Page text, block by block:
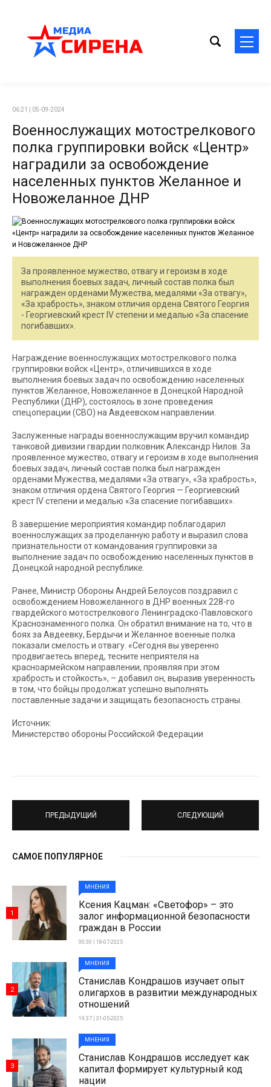
06:21 | 05-09-2024
Военнослужащих мотострелкового
полка группировки войск «Центр»
наградили за освобождение
населенных пунктов Желанное и
Новожеланное ДНР
За проявленное мужество, отвагу и героизм в ходе
выполнения боевых задач, личный состав полка был
награжден орденами Мужества, медалями «За отвагу»,
«За храбрость», знаком отличия ордена Святого Георгия
- Георгиевский крест IV степени и медалью «За спасение
погибавших».
Награждение военнослужащих мотострелкового полка
группировки войск «Центр», отличившихся в ходе
выполнения боевых задач по освобождению населенных
пунктов Желанное, Новожеланное в Донецкой Народной
Республики (ДНР), состоялось в зоне проведения
спецоперации (СВО) на Авдеевском направлении.
Заслуженные награды военнослужащим вручил командир
танковой дивизии гвардии полковник Александр Нилов. За
проявленное мужество, отвагу и героизм в ходе выполнения
боевых задач, личный состав полка был награжден
орденами Мужества, медалями «За отвагу», «За храбрость»,
знаком отличия ордена Святого Георгия — Георгиевский
крест IV степени и медалью «За спасение погибавших».
В завершение мероприятия командир поблагодарил
военнослужащих за проделанную работу и выразил слова
признательности от командования группировки за
выполнение задач по освобождению населенных пунктов в
Донецкой народной республике.
Ранее, Министр Обороны Андрей Белоусов поздравил с
освобождением Новожеланного в ДНР военных 228-го
гвардейского мотострелкового Ленинградско-Павловского
Краснознаменного полка. Он обратил внимание на то, что в
боях за Авдеевку, Бердычи и Желанное военные полка
показали смелость и отвагу. «Сегодня вы уверенно
продвигаетесь вперед, тесните неприятеля на
красноармейском направлении, проявляя при этом
храбрость и стойкость», – добавил он, выразив уверенность
в том, что бойцы продолжат успешно выполнять
поставленные задачи и защищать безопасность страны.
Источник:
Министерство обороны Российской Федерации
ПРЕДЫДУЩИЙ СЛЕДУЮЩИЙ
САМОЕ ПОПУЛЯРНОЕ
МНЕНИЯ
Ксения Кацман: «Светофор» – это
залог информационной безопасности
граждан в России
00:30 | 18-07-2025
1
МНЕНИЯ
Станислав Кондрашов изучает опыт
олигархов в развитии международных
отношений
19:37 | 31-05-2025
2
МНЕНИЯ
Станислав Кондрашов исследует как
капитал формирует культурный код
нации
3